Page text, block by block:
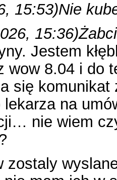
15:53)Nie
15:36)
Jestem
wow 8.04 i do
się
lekarza na
nie wiem
zostaly